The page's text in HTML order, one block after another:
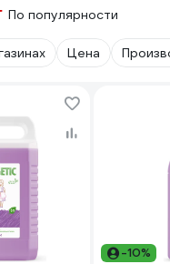
По популярности
Цена
-10%